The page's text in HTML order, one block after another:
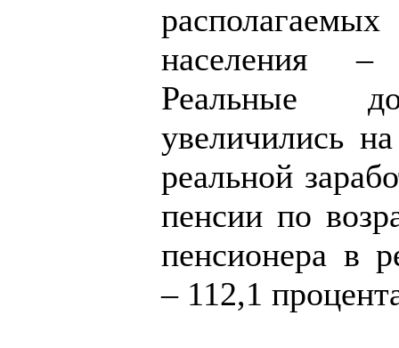
населения
Реальные
увеличились
реальной
пенсии по
пенсионера в
– 112,1